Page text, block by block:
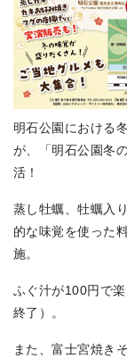
明石公園における
が、「明石公園冬
活！
蒸し牡蠣、牡蠣入
的な味覚を使った
施。
ふぐ汁が100円で
終了）。
また、富士宮焼き